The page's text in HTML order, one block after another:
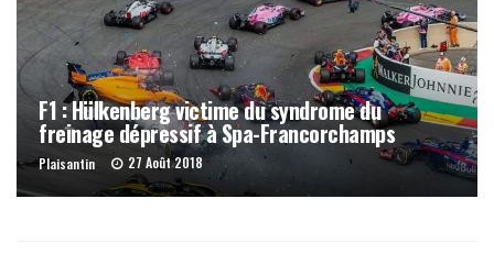
F1 : Hülkenberg victime du syndrome du
freinage dépressif à Spa-Francorchamps
Plaisantin 27 Août 2018